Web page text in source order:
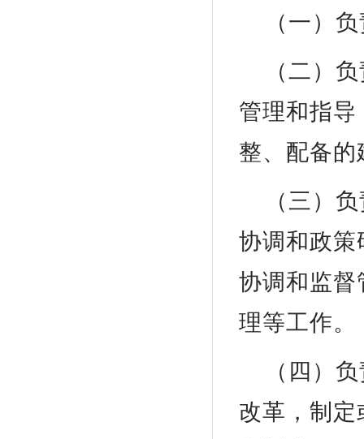
（一）
（二）
管理和指
整、配备的
（三）
协调和政策
协调和监督
理等工作。
（四）
改革，制